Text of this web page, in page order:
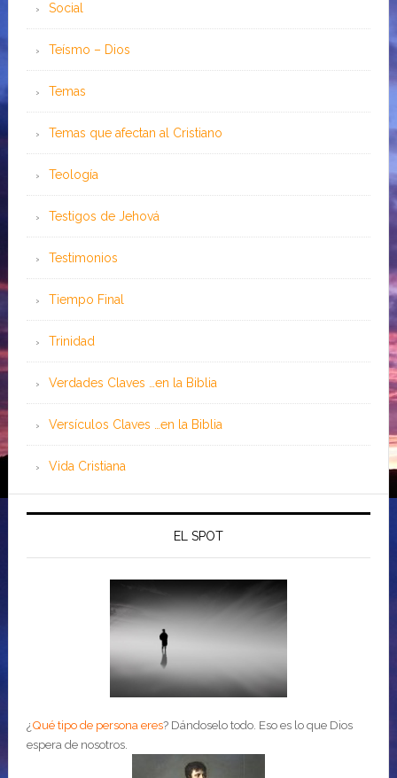
Social
Teísmo – Dios
Temas
Temas que afectan al Cristiano
Teología
Testigos de Jehová
Testimonios
Tiempo Final
Trinidad
Verdades Claves …en la Biblia
Versículos Claves …en la Biblia
Vida Cristiana
EL SPOT
¿Qué tipo de persona eres? Dándoselo todo. Eso es lo que Dios
espera de nosotros.